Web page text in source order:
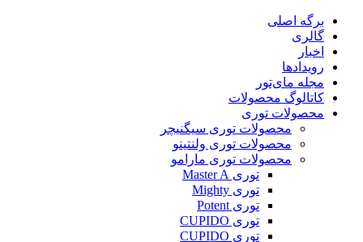
پرش
محتوا
برگه اصلی
گالری
اخبار
رویدادها
مجله مای‌تور
کاتالوگ محصولات
محصولات توری
محصولات توری سیگنیچر
محصولات توری ولنتینو
محصولات توری مارامو
توری Master A
توری Mighty
توری Potent
توری CUPIDO
توری CUPIDO